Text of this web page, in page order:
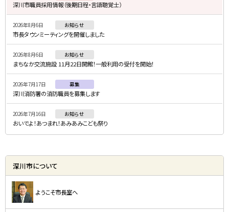
・
メ
ニ
ュ
ー
深川市職員採用情報（後期日程・言語聴覚士）
2026年8月6日 お知らせ
市長タウンミーティングを開催しました
2026年8月6日 お知らせ
まちなか交流施設 11月22日開館！一般利用の受付を開始！
2026年7月17日 募集
深川消防署の消防職員を募集します
2026年7月16日 お知らせ
おいでよ！あつまれ！あみあみこども祭り
深川市について
ようこそ市長室へ